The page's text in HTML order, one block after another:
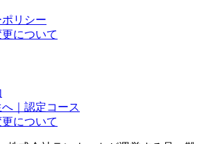
リシー
について
｜認定コース
について